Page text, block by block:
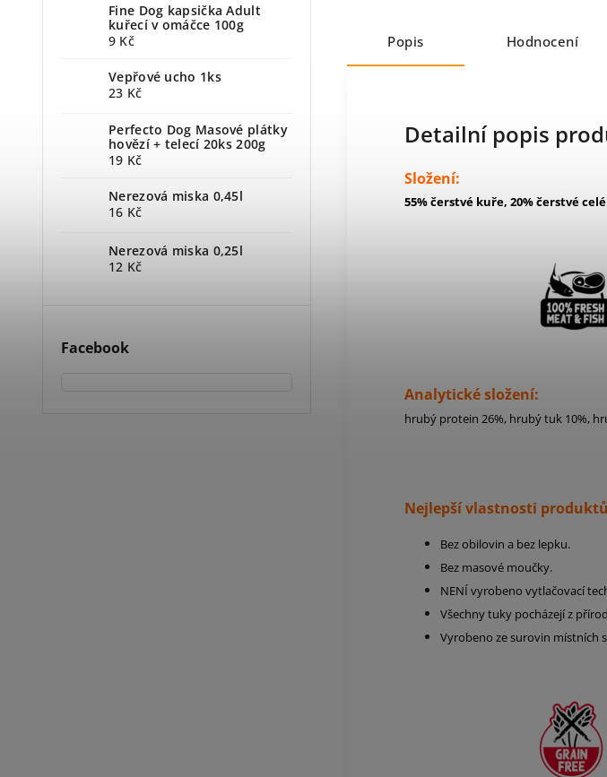
Fine Dog kapsička Adult
kuřecí v omáčce 100g
9 Kč
Vepřové ucho 1ks
23 Kč
Perfecto Dog Masové plátky
hovězí + telecí 20ks 200g
19 Kč
Nerezová miska 0,45l
16 Kč
Nerezová miska 0,25l
12 Kč
Facebook
Popis Hodnocení
Detailní popis
Složení:
55% čerstvé kuře, 20% čerstvé
Analytické složení:
hrubý protein 26%, hrubý tuk 10%,
Nejlepší vlastnosti
Bez obilovin a bez lepku.
Bez masové moučky.
NENÍ vyrobeno vytlačovací
Všechny tuky pocházejí z
Vyrobeno ze surovin místních